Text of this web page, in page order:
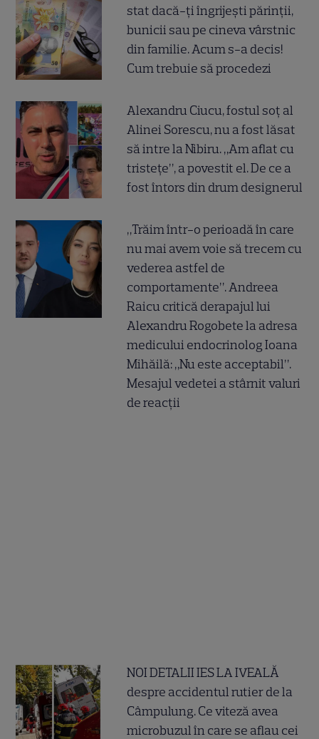
stat dacă-ți îngrijești părinții,
bunicii sau pe cineva vârstnic
din familie. Acum s-a decis!
Cum trebuie să procedezi
Alexandru Ciucu, fostul soț al
Alinei Sorescu, nu a fost lăsat
să intre la Nibiru. „Am aflat cu
tristețe”, a povestit el. De ce a
fost întors din drum designerul
„Trăim într-o perioadă în care
nu mai avem voie să trecem cu
vederea astfel de
comportamente”. Andreea
Raicu critică derapajul lui
Alexandru Rogobete la adresa
medicului endocrinolog Ioana
Mihăilă: „Nu este acceptabil”.
Mesajul vedetei a stârnit valuri
de reacții
NOI DETALII IES LA IVEALĂ
despre accidentul rutier de la
Câmpulung. Ce viteză avea
microbuzul în care se aflau cei